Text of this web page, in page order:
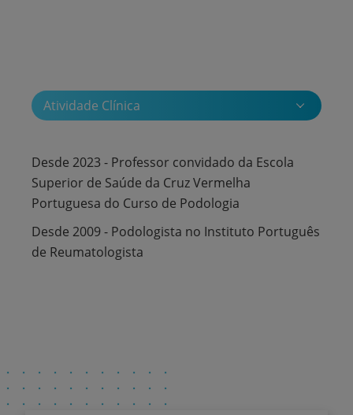
Atividade Clínica
Desde 2023 - Professor convidado da Escola
Superior de Saúde da Cruz Vermelha
Portuguesa do Curso de Podologia
Desde 2009 - Podologista no Instituto Português
de Reumatologista